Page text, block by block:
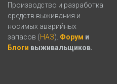
Производство и разработка
средств выживания и
носимых аварийных
запасов (НАЗ). Форум и
Блоги выживальщиков.